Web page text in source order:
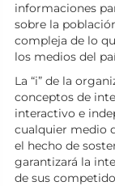
informaciones
sobre la
compleja de lo
los medios del
La “i” de la
conceptos de
interactivo e
cualquier medio
el hecho de
garantizará la
de sus